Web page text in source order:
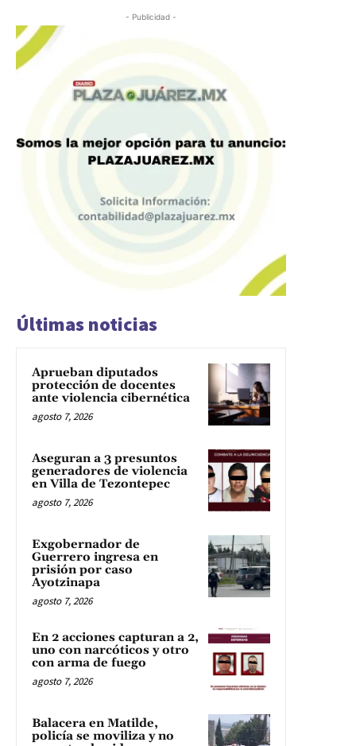
- Publicidad -
Últimas noticias
Aprueban diputados
protección de docentes
ante violencia cibernética
agosto 7, 2026
Aseguran a 3 presuntos
generadores de violencia
en Villa de Tezontepec
agosto 7, 2026
Exgobernador de
Guerrero ingresa en
prisión por caso
Ayotzinapa
agosto 7, 2026
En 2 acciones capturan a 2,
uno con narcóticos y otro
con arma de fuego
agosto 7, 2026
Balacera en Matilde,
policía se moviliza y no